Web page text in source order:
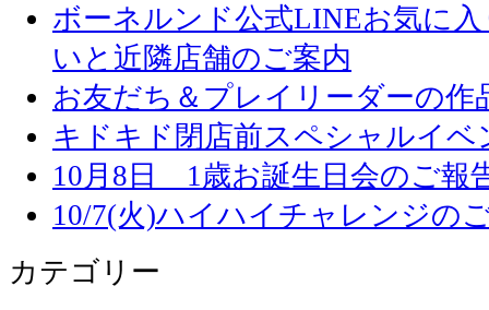
ボーネルンド公式LINEお気に
いと近隣店舗のご案内
お友だち＆プレイリーダーの作
キドキド閉店前スペシャルイベ
10月8日 1歳お誕生日会のご報
10/7(火)ハイハイチャレンジの
カテゴリー